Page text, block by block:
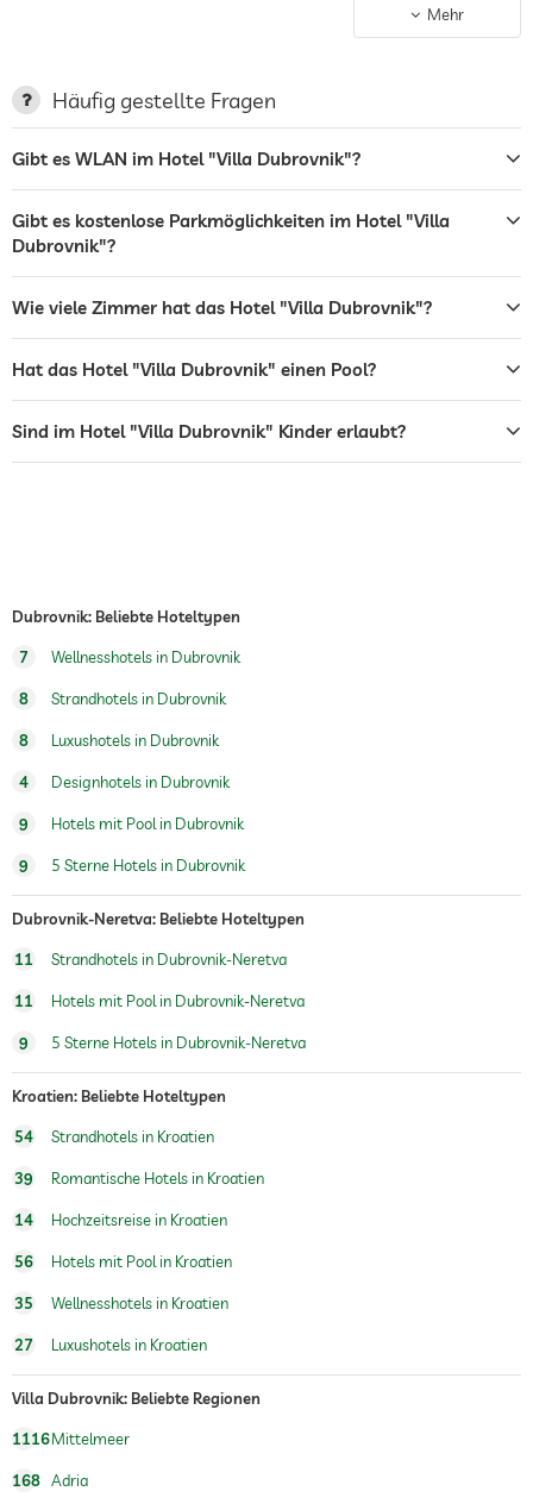
Wäscheservice
Garten/Außenbereich
Bar
Restaurant
Tresor
Hunde erlaubt
Schnorcheln
Fitnessraum
Reiten
Kinderbetreuung
Wellnessmassagen
Maniküre
Bodytreatments
Mehr
Häufig gestellte Fragen
Gibt es WLAN im Hotel "Villa Dubrovnik"?
Gibt es kostenlose Parkmöglichkeiten im Hotel "Villa
Dubrovnik"?
Wie viele Zimmer hat das Hotel "Villa Dubrovnik"?
Hat das Hotel "Villa Dubrovnik" einen Pool?
Sind im Hotel "Villa Dubrovnik" Kinder erlaubt?
Dubrovnik: Beliebte Hoteltypen
7 Wellnesshotels in Dubrovnik
8 Strandhotels in Dubrovnik
8 Luxushotels in Dubrovnik
4 Designhotels in Dubrovnik
9 Hotels mit Pool in Dubrovnik
9 5 Sterne Hotels in Dubrovnik
Dubrovnik-Neretva: Beliebte Hoteltypen
11 Strandhotels in Dubrovnik-Neretva
11 Hotels mit Pool in Dubrovnik-Neretva
9 5 Sterne Hotels in Dubrovnik-Neretva
Kroatien: Beliebte Hoteltypen
54 Strandhotels in Kroatien
39 Romantische Hotels in Kroatien
14 Hochzeitsreise in Kroatien
56 Hotels mit Pool in Kroatien
35 Wellnesshotels in Kroatien
27 Luxushotels in Kroatien
Villa Dubrovnik: Beliebte Regionen
1116Mittelmeer
168 Adria